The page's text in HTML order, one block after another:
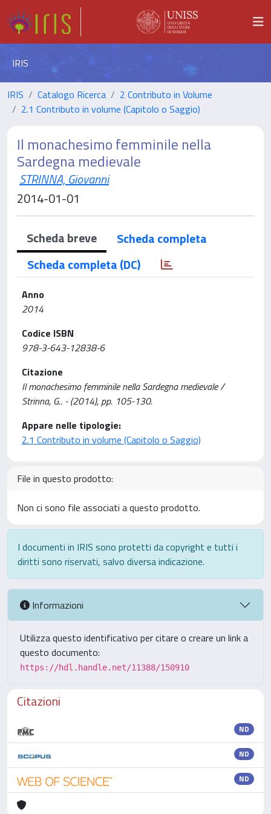
IRIS
IRIS Catalogo Ricerca
2 Contributo in Volume
2.1 Contributo in volume (Capitolo o Saggio)
Il monachesimo femminile nella
Sardegna medievale
STRINNA, Giovanni
2014-01-01
Scheda breve
Scheda completa
Scheda completa (DC)
Anno
2014
Codice ISBN
978-3-643-12838-6
Citazione
Il monachesimo femminile nella Sardegna medievale /
Strinna, G.. - (2014), pp. 105-130.
Appare nelle tipologie:
2.1 Contributo in volume (Capitolo o Saggio)
File in questo prodotto:
Non ci sono file associati a questo prodotto.
I documenti in IRIS sono protetti da copyright e tutti i
diritti sono riservati, salvo diversa indicazione.
Informazioni
Utilizza questo identificativo per citare o creare un link a
questo documento:
https://hdl.handle.net/11388/150910
Citazioni
ND
ND
ND